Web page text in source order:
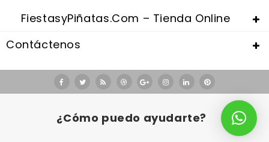
FiestasyPiñatas.com – Tienda Online
Contáctenos
¿Cómo puedo ayudarte?
Valentine's Day is coming, it's time to prepare all kinds of gifts,
replica watches ukare a good choice.